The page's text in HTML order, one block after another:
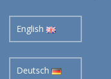
English
Deutsch